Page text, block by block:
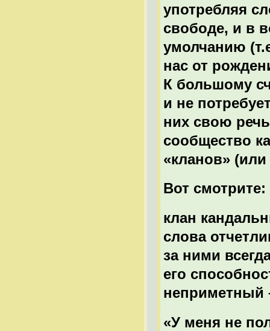
употребляя
свободе, и в
умолчанию
нас от
К большому
и не
них свою
сообщество
«кланов»
Вот смотрите:
клан
слова
за ними
его
неприметный
«У меня не